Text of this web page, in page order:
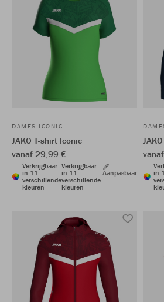
DAMES ICONIC
JAKO T-shirt Iconic
vanaf 29,99 €
Verkrijgbaar
in 11
verschillende
kleuren
Verkrijgbaar
in 11
verschillende
kleuren
Aanpasbaar
in